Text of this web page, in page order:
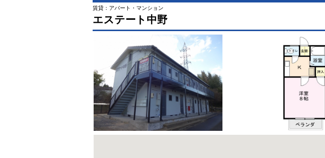
賃貸：アパート・マンション
エステート中野